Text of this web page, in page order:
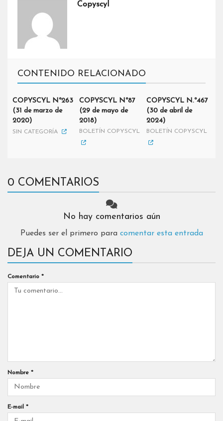
Copyscyl
CONTENIDO RELACIONADO
COPYSCYL Nº263
(31 de marzo de
2020)
SIN CATEGORÍA
COPYSCYL Nº87
(29 de mayo de
2018)
BOLETÍN COPYSCYL
COPYSCYL N.º467
(30 de abril de
2024)
BOLETÍN COPYSCYL
0 COMENTARIOS
No hay comentarios aún
Puedes ser el primero para comentar esta entrada
DEJA UN COMENTARIO
Comentario *
Nombre *
E-mail *